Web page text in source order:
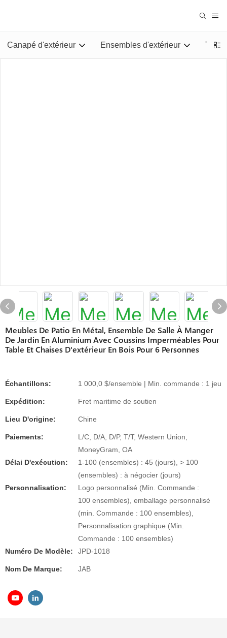
Canapé d'extérieur Ensembles d'extérieur
Meubles De Patio En Métal, Ensemble De Salle À Manger
De Jardin En Aluminium Avec Coussins Imperméables Pour
Table Et Chaises D'extérieur En Bois Pour 6 Personnes
Échantillons: 1 000,0 $/ensemble | Min. commande : 1 jeu
Expédition: Fret maritime de soutien
Lieu D'origine: Chine
Paiements:
L/C, D/A, D/P, T/T, Western Union,
MoneyGram, OA
Délai D'exécution:
1-100 (ensembles) : 45 (jours), > 100
(ensembles) : à négocier (jours)
Personnalisation:
Logo personnalisé (Min. Commande :
100 ensembles), emballage personnalisé
(min. Commande : 100 ensembles),
Personnalisation graphique (Min.
Commande : 100 ensembles)
Numéro De Modèle:
JPD-1018
Nom De Marque: JAB